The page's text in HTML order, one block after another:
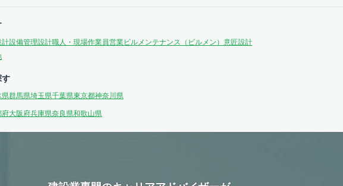
計設備管理設計職人・現場作業員営業ビルメンテナンス（ビルメン） 意匠設計
す
県群馬県埼玉県千葉県東京都神奈川県
府大阪府兵庫県奈良県和歌山県